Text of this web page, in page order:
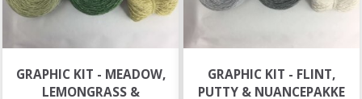
GRAPHIC KIT - MEADOW,
LEMONGRASS &
GRAPHIC KIT - FLINT,
PUTTY & NUANCEPAKKE